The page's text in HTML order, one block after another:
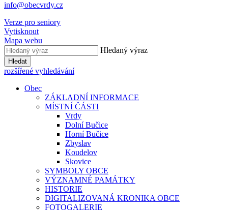
info@obecvrdy.cz
Verze pro seniory
Vytisknout
Mapa webu
Hledaný výraz
Hledat
rozšířené vyhledávání
Obec
ZÁKLADNÍ INFORMACE
MÍSTNÍ ČÁSTI
Vrdy
Dolní Bučice
Horní Bučice
Zbyslav
Koudelov
Skovice
SYMBOLY OBCE
VÝZNAMNÉ PAMÁTKY
HISTORIE
DIGITALIZOVANÁ KRONIKA OBCE
FOTOGALERIE